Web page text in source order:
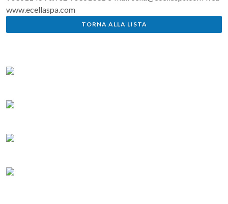
www.ecellaspa.com
TORNA ALLA LISTA